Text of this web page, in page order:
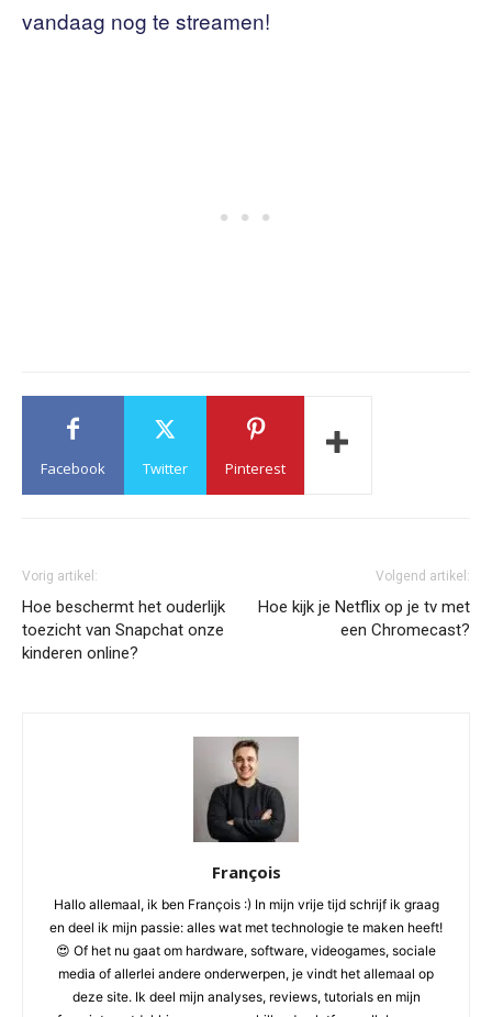
vandaag nog te streamen!
Facebook Twitter Pinterest
Vorig artikel:
Hoe beschermt het ouderlijk
toezicht van Snapchat onze
kinderen online?
Volgend artikel:
Hoe kijk je Netflix op je tv met
een Chromecast?
François
Hallo allemaal, ik ben François :) In mijn vrije tijd schrijf ik graag
en deel ik mijn passie: alles wat met technologie te maken heeft!
😍 Of het nu gaat om hardware, software, videogames, sociale
media of allerlei andere onderwerpen, je vindt het allemaal op
deze site. Ik deel mijn analyses, reviews, tutorials en mijn